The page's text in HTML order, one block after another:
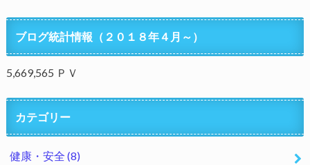
ブログ統計情報（２０１８年４月～）
5,669,565 ＰＶ
カテゴリー
健康・安全 (8)